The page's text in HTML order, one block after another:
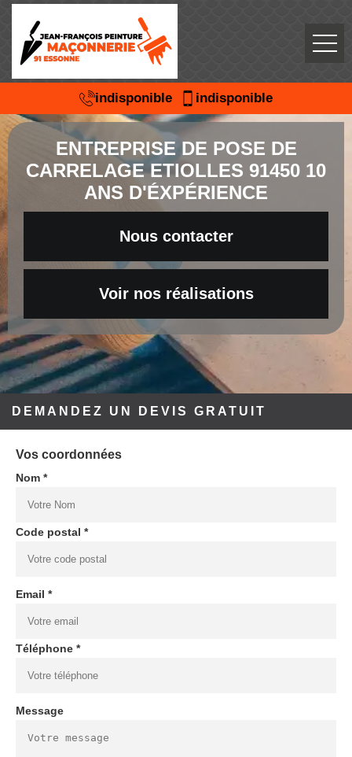
indisponible indisponible
ENTREPRISE DE POSE DE
CARRELAGE ETIOLLES 91450 10
ANS D'ÉXPÉRIENCE
Nous contacter
Voir nos réalisations
DEMANDEZ UN DEVIS GRATUIT
Vos coordonnées
Nom *
Code postal *
Email *
Téléphone *
Message